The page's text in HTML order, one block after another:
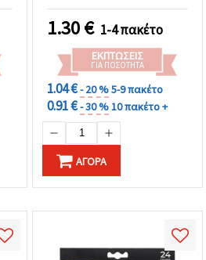
1.30€ 1-4 πακέτο
ΕΚΠΤΏΣΕΙΣ
ΓΙΑ ΠΟΣΌΤΗΤΑ
1.04 €- 20 %5-9 πακέτο
0.91 €- 30 %10 πακέτο +
ΑΓΟΡΆ